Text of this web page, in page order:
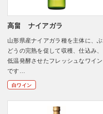
高畠 ナイアガラ
山形県産ナイアガラ種を主体に、ぶ
どうの完熟を促して収穫、仕込み、
低温発酵させたフレッシュなワイン
です…
白ワイン